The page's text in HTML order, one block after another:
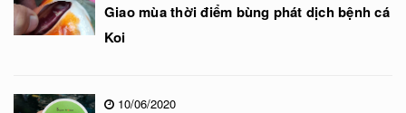
Giao mùa thời điểm bùng phát dịch bệnh cá
Koi
10/06/2020